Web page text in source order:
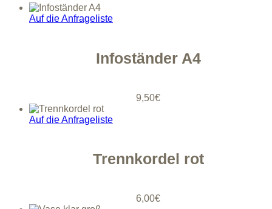
Auf die Anfrageliste
Infoständer A4
9,50€
Auf die Anfrageliste
Trennkordel rot
6,00€